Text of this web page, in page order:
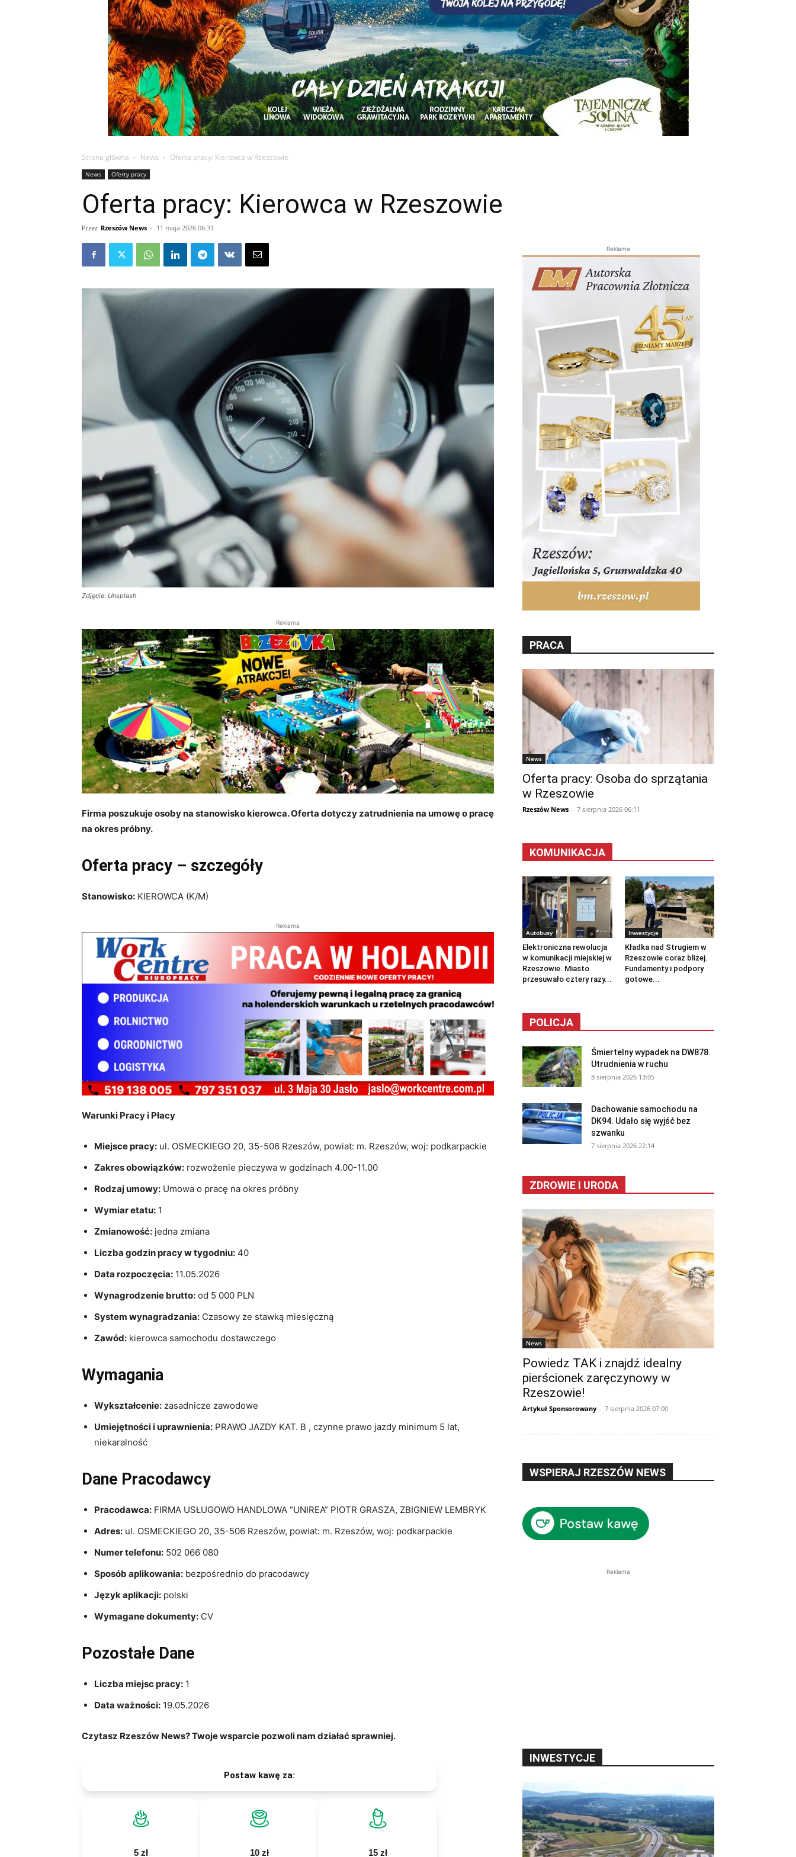
Strona główna News Oferta pracy: Kierowca w Rzeszowie
News Oferty pracy
Oferta pracy: Kierowca w Rzeszowie
Przez Rzeszów News - 11 maja 2026 06:31
Zdjęcie: Unsplash
Reklama
Firma poszukuje osoby na stanowisko kierowca. Oferta dotyczy zatrudnienia na umowę o pracę
na okres próbny.
Oferta pracy – szczegóły
Stanowisko: KIEROWCA (K/M)
Reklama
Warunki Pracy i Płacy
Miejsce pracy: ul. OSMECKIEGO 20, 35-506 Rzeszów, powiat: m. Rzeszów, woj: podkarpackie
Zakres obowiązków: rozwożenie pieczywa w godzinach 4.00-11.00
Rodzaj umowy: Umowa o pracę na okres próbny
Wymiar etatu: 1
Zmianowość: jedna zmiana
Liczba godzin pracy w tygodniu: 40
Data rozpoczęcia: 11.05.2026
Wynagrodzenie brutto: od 5 000 PLN
System wynagradzania: Czasowy ze stawką miesięczną
Zawód: kierowca samochodu dostawczego
Wymagania
Wykształcenie: zasadnicze zawodowe
Umiejętności i uprawnienia: PRAWO JAZDY KAT. B , czynne prawo jazdy minimum 5 lat,
niekaralność
Dane Pracodawcy
Pracodawca: FIRMA USŁUGOWO HANDLOWA “UNIREA” PIOTR GRASZA, ZBIGNIEW LEMBRYK
Adres: ul. OSMECKIEGO 20, 35-506 Rzeszów, powiat: m. Rzeszów, woj: podkarpackie
Numer telefonu: 502 066 080
Sposób aplikowania: bezpośrednio do pracodawcy
Język aplikacji: polski
Wymagane dokumenty: CV
Pozostałe Dane
Liczba miejsc pracy: 1
Data ważności: 19.05.2026
Czytasz Rzeszów News? Twoje wsparcie pozwoli nam działać sprawniej.
Postaw kawę za:
5 zł 10 zł 15 zł
Reklama
PRACA
News
Oferta pracy: Osoba do sprzątania
w Rzeszowie
Rzeszów News - 7 sierpnia 2026 06:11
KOMUNIKACJA
Autobusy
Elektroniczna rewolucja
w komunikacji miejskiej w
Rzeszowie. Miasto
przesuwało cztery razy...
Inwestycje
Kładka nad Strugiem w
Rzeszowie coraz bliżej.
Fundamenty i podpory
gotowe...
POLICJA
Śmiertelny wypadek na DW878.
Utrudnienia w ruchu
8 sierpnia 2026 13:05
Dachowanie samochodu na
DK94. Udało się wyjść bez
szwanku
7 sierpnia 2026 22:14
ZDROWIE I URODA
News
Powiedz TAK i znajdź idealny
pierścionek zaręczynowy w
Rzeszowie!
Artykuł Sponsorowany - 7 sierpnia 2026 07:00
WSPIERAJ RZESZÓW NEWS
Reklama
INWESTYCJE